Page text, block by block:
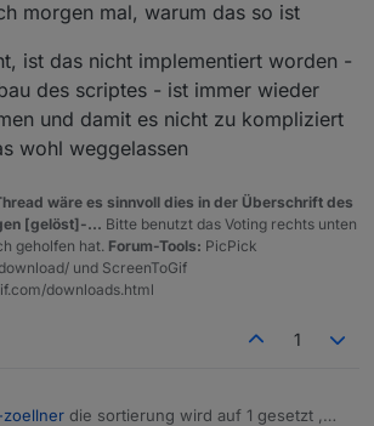
morgen mal, warum das so ist
ist das nicht implementiert worden -
des scriptes - ist immer wieder
und damit es nicht zu kompliziert
wohl weggelassen
wäre es sinnvoll dies in der Überschrift des
[gelöst]-... Bitte benutzt das Voting rechts unten
geholfen hat. Forum-Tools: PicPick
und ScreenToGif
downloads.html
1
die sortierung wird auf 1 gesetzt ,